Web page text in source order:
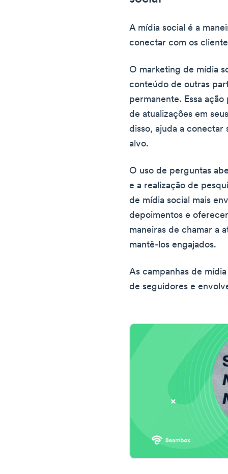
A mídia social é a
conectar com os
O marketing de mídia
conteúdo de outras
permanente. Essa
de atualizações em
disso, ajuda a conectar
alvo.
O uso de perguntas
e a realização de
de mídia social mais
depoimentos e
maneiras de chamar a
mantê-los engajados.
As campanhas de
de seguidores e